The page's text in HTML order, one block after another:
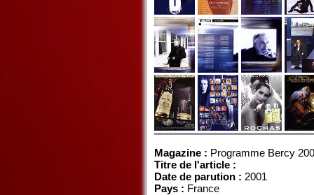
Magazine : Programme Bercy
Titre de l'article :
Date de parution : 2001
Pays : France